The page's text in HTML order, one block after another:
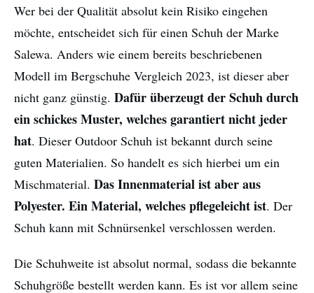
Wer bei der Qualität absolut kein Risiko eingehen
möchte, entscheidet sich für einen Schuh der Marke
Salewa. Anders wie einem bereits beschriebenen
Modell im Bergschuhe Vergleich 2023, ist dieser aber
nicht ganz günstig. Dafür überzeugt der Schuh durch
ein schickes Muster, welches garantiert nicht jeder
hat. Dieser Outdoor Schuh ist bekannt durch seine
guten Materialien. So handelt es sich hierbei um ein
Mischmaterial. Das Innenmaterial ist aber aus
Polyester. Ein Material, welches pflegeleicht ist. Der
Schuh kann mit Schnürsenkel verschlossen werden.
Die Schuhweite ist absolut normal, sodass die bekannte
Schuhgröße bestellt werden kann. Es ist vor allem seine